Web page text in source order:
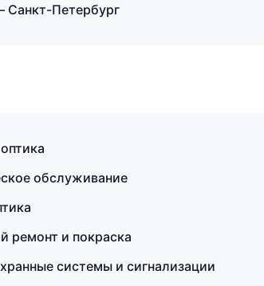
Санкт-Петербург
обслуживание
ремонт и покраска
системы и сигнализации